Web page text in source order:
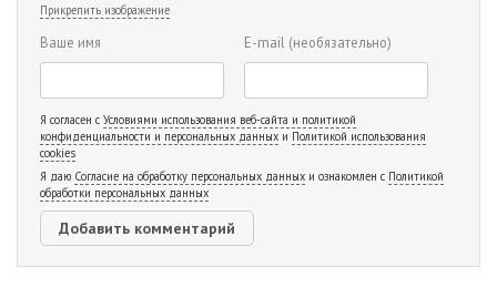
Прикрепить изображение
Ваше имя E-mail (необязательно)
Я согласен с Условиями использования веб-сайта и политикой
конфиденциальности и персональных данных и Политикой использования
cookies
Я даю Согласие на обработку персональных данных и ознакомлен с Политикой
обработки персональных данных